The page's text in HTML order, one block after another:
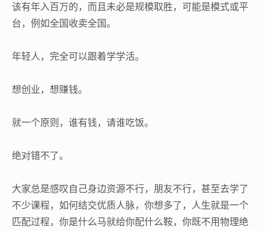
该有年入百万的，而且未必是规模取胜，可能是模式或平
台，例如全国收卖全国。
年轻人，完全可以跟着学学活。
想创业，想赚钱。
就一个原则，谁有钱，请谁吃饭。
绝对错不了。
大家总是感叹自己身边资源不行，朋友不行，甚至去学了
不少课程，如何结交优质人脉，你想多了，人生就是一个
匹配过程，你是什么马就给你配什么鞍，你既不用物理绝